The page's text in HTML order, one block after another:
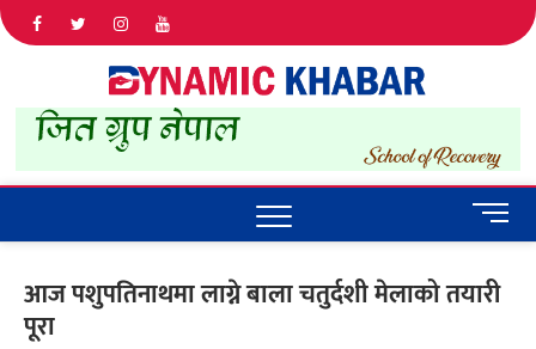
IN NEPAL
M
e
u
आज पशुपतिनाथमा लाग्ने बाला चतुर्दशी मेलाको तयारी
पूरा